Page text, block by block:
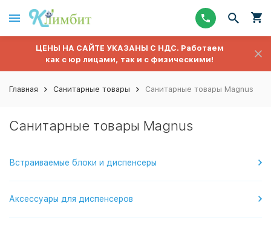
ЦЕНЫ НА САЙТЕ УКАЗАНЫ С НДС. Работаем
как с юр лицами, так и с физическими!
Главная Санитарные товары Санитарные товары Magnus
Санитарные товары Magnus
Встраиваемые блоки и диспенсеры
Аксессуары для диспенсеров